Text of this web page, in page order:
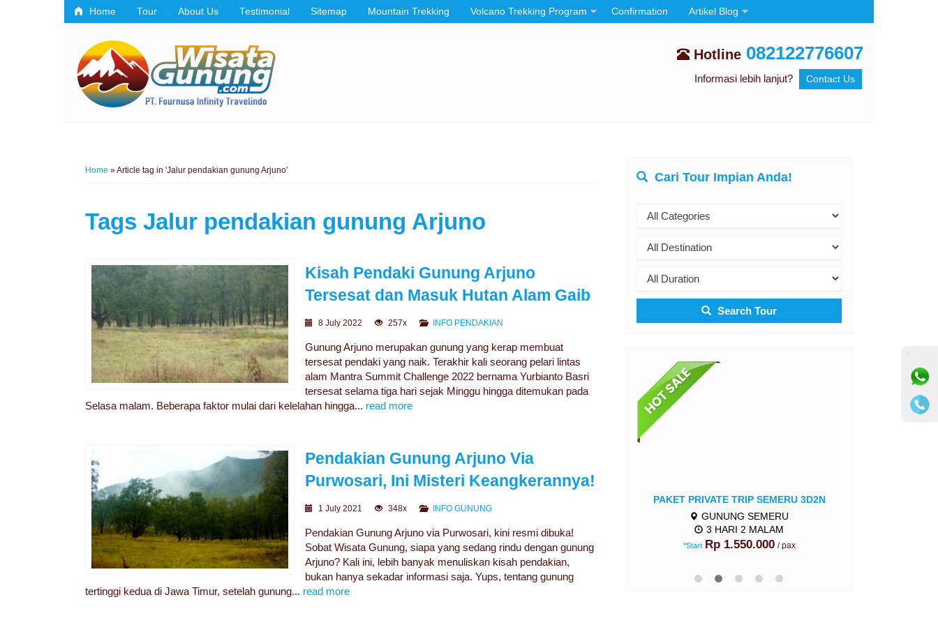
Home Tour About Us Testimonial Sitemap Mountain Trekking Volcano Trekking Program Confirmation Artikel Blog
Hotline 082122776607
Informasi lebih lanjut? Contact Us
Home »Article tag in 'Jalur pendakian gunung Arjuno'
Tags Jalur pendakian gunung Arjuno
Kisah Pendaki Gunung Arjuno
Tersesat dan Masuk Hutan Alam Gaib
8 July 2022 257x INFO PENDAKIAN
Gunung Arjuno merupakan gunung yang kerap membuat
tersesat pendaki yang naik. Terakhir kali seorang pelari lintas
alam Mantra Summit Challenge 2022 bernama Yurbianto Basri
tersesat selama tiga hari sejak Minggu hingga ditemukan pada
Selasa malam. Beberapa faktor mulai dari kelelahan hingga... read more
Pendakian Gunung Arjuno Via
Purwosari, Ini Misteri Keangkerannya!
1 July 2021 348x INFO GUNUNG
Pendakian Gunung Arjuno via Purwosari, kini resmi dibuka!
Sobat Wisata Gunung, siapa yang sedang rindu dengan gunung
Arjuno? Kali ini, lebih banyak menuliskan kisah pendakian,
bukan hanya sekadar informasi saja. Yups, tentang gunung
tertinggi kedua di Jawa Timur, setelah gunung... read more
Cari Tour Impian Anda!
Search Tour
9 HARI 8 MALAM
Rp 7.850.000 / pax
PAKET PRIVATE TRIP SEMERU 3D2N
GUNUNG SEMERU
3 HARI 2 MALAM
*Start Rp 1.550.000 / pax